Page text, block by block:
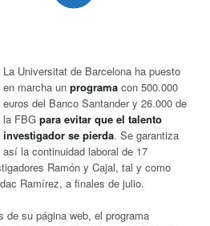
La Universitat de Barcelona ha puesto
en marcha un programa con 500.000
euros del Banco Santander y 26.000 de
la FBG para evitar que el talento
investigador se pierda. Se garantiza
así la continuidad laboral de 17
Ramón y Cajal, tal y como
Ramírez, a finales de julio.
de su página web, el programa